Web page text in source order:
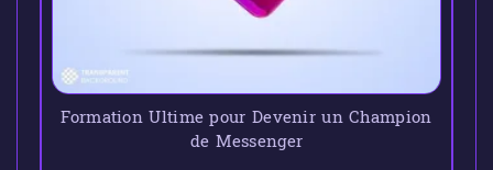
Formation Ultime pour Devenir un Champion
de Messenger